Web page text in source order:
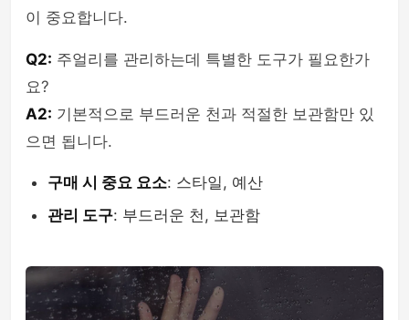
이 중요합니다.
Q2: 주얼리를 관리하는데 특별한 도구가 필요한가
요?
A2: 기본적으로 부드러운 천과 적절한 보관함만 있
으면 됩니다.
구매 시 중요 요소: 스타일, 예산
관리 도구: 부드러운 천, 보관함